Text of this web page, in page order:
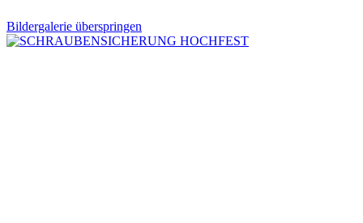
Bildergalerie überspringen